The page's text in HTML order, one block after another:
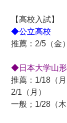
【高校入試】
◆公立高校
推薦：2/5（金
◆日本大学山
推薦：1/18（
2/1（月）
一般；1/28（